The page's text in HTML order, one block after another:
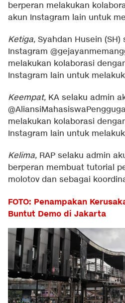
berperan melakukan
akun Instagram lain untuk
Ketiga, Syahdan Husein
Instagram
melakukan kolaborasi
Instagram lain untuk
Keempat, KA selaku admin
melakukan kolaborasi
Instagram lain untuk
Kelima, RAP selaku admin
berperan membuat tutorial
molotov dan sebagai
FOTO: Penampakan
Buntut Demo di Jakarta